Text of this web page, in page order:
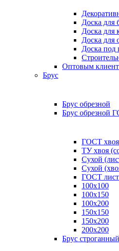
Доска для
Доска для
Доска для
Доска под
Оптовым
Брус
Брус обрезной
Брус обрезной
ГОСТ хвоя
ТУ хвоя
Сухой
Сухой
ГОСТ
100x100
100x150
100x200
150x150
150x200
200x200
Брус строганный